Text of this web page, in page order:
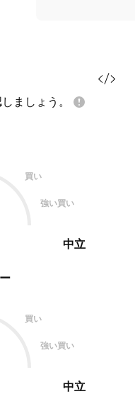
ましょう。
買い
強い買い
中立
買い
強い買い
中立